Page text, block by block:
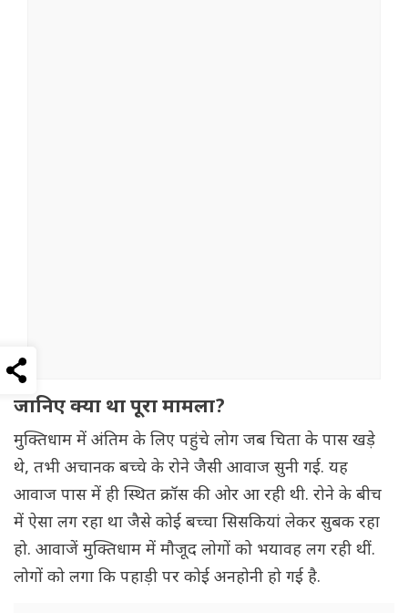
जानिए क्या था पूरा मामला?
मुक्तिधाम में अं‌तिम के लिए पहुंचे लोग जब चिता के पास खड़े
थे, तभी अचानक बच्चे के रोने जैसी आवाज सुनी गई. यह
आवाज पास में ही स्थित क्रॉस की ओर आ रही थी. रोने के बीच
में ऐसा लग रहा था जैसे कोई बच्चा सिसकियां लेकर सुबक रहा
हो. आवाजें मुक्तिधाम में मौजूद लोगों को भयावह लग रही थीं.
लोगों को लगा कि पहाड़ी पर कोई अनहोनी हो गई है.